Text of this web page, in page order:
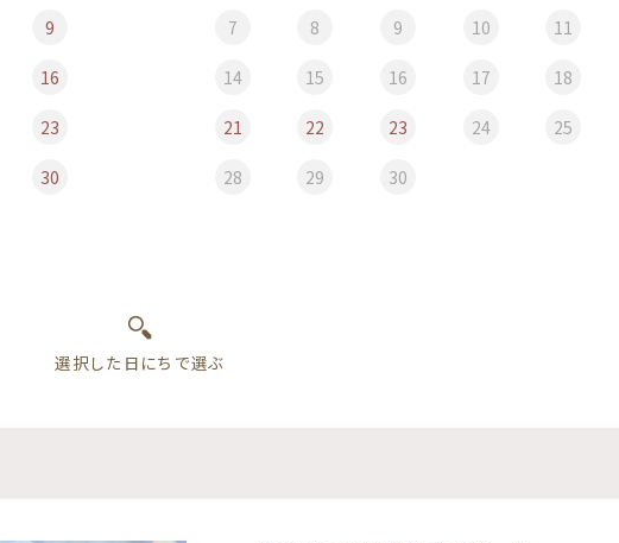
9
16
23
30
7 8 9 10 11
14 15 16 17 18
21 22 23 24 25
28 29 30